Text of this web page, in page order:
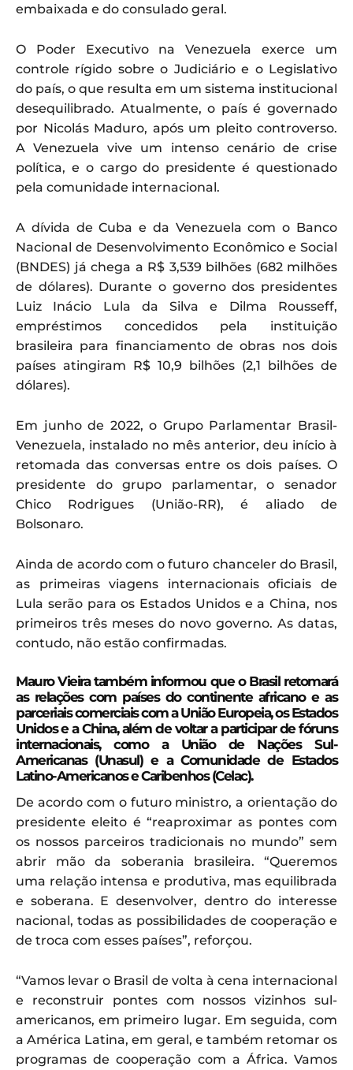
embaixada e do consulado geral.
O Poder Executivo na Venezuela exerce um
controle rígido sobre o Judiciário e o Legislativo
do país, o que resulta em um sistema institucional
desequilibrado. Atualmente, o país é governado
por Nicolás Maduro, após um pleito controverso.
A Venezuela vive um intenso cenário de crise
política, e o cargo do presidente é questionado
pela comunidade internacional.
A dívida de Cuba e da Venezuela com o Banco
Nacional de Desenvolvimento Econômico e Social
(BNDES) já chega a R$ 3,539 bilhões (682 milhões
de dólares). Durante o governo dos presidentes
Luiz Inácio Lula da Silva e Dilma Rousseff,
empréstimos concedidos pela instituição
brasileira para financiamento de obras nos dois
países atingiram R$ 10,9 bilhões (2,1 bilhões de
dólares).
Em junho de 2022, o Grupo Parlamentar Brasil-
Venezuela, instalado no mês anterior, deu início à
retomada das conversas entre os dois países. O
presidente do grupo parlamentar, o senador
Chico Rodrigues (União-RR), é aliado de
Bolsonaro.
Ainda de acordo com o futuro chanceler do Brasil,
as primeiras viagens internacionais oficiais de
Lula serão para os Estados Unidos e a China, nos
primeiros três meses do novo governo. As datas,
contudo, não estão confirmadas.
Mauro Vieira também informou que o Brasil retomará
as relações com países do continente africano e as
parceriais comerciais com a União Europeia, os Estados
Unidos e a China, além de voltar a participar de fóruns
internacionais, como a União de Nações Sul-
Americanas (Unasul) e a Comunidade de Estados
Latino-Americanos e Caribenhos (Celac).
De acordo com o futuro ministro, a orientação do
presidente eleito é “reaproximar as pontes com
os nossos parceiros tradicionais no mundo” sem
abrir mão da soberania brasileira. “Queremos
uma relação intensa e produtiva, mas equilibrada
e soberana. E desenvolver, dentro do interesse
nacional, todas as possibilidades de cooperação e
de troca com esses países”, reforçou.
“Vamos levar o Brasil de volta à cena internacional
e reconstruir pontes com nossos vizinhos sul-
americanos, em primeiro lugar. Em seguida, com
a América Latina, em geral, e também retomar os
programas de cooperação com a África. Vamos